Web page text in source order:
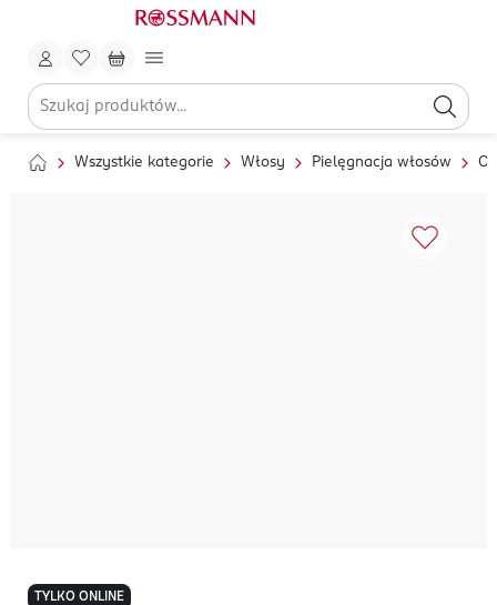
Wszystkie kategorie Włosy Pielęgnacja włosów
TYLKO ONLINE